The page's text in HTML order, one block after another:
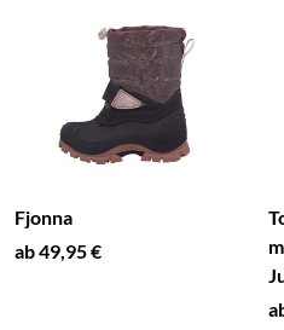
Fjonna
ab 49,95 €